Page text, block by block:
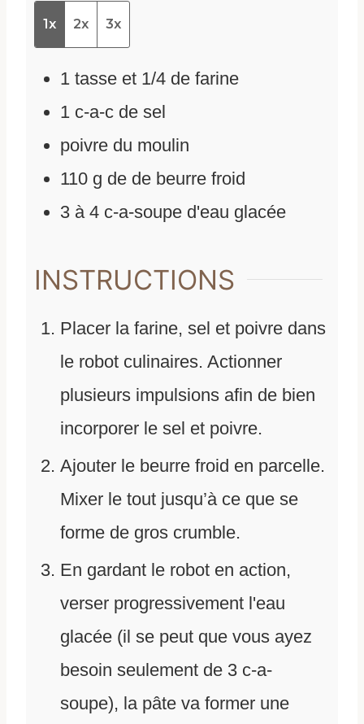
1x 2x 3x
1 tasse et 1/4 de farine
1 c-a-c de sel
poivre du moulin
110 g de de beurre froid
3 à 4 c-a-soupe d'eau glacée
INSTRUCTIONS
Placer la farine, sel et poivre dans
le robot culinaires. Actionner
plusieurs impulsions afin de bien
incorporer le sel et poivre.
Ajouter le beurre froid en parcelle.
Mixer le tout jusqu’à ce que se
forme de gros crumble.
En gardant le robot en action,
verser progressivement l'eau
glacée (il se peut que vous ayez
besoin seulement de 3 c-a-
soupe), la pâte va former une